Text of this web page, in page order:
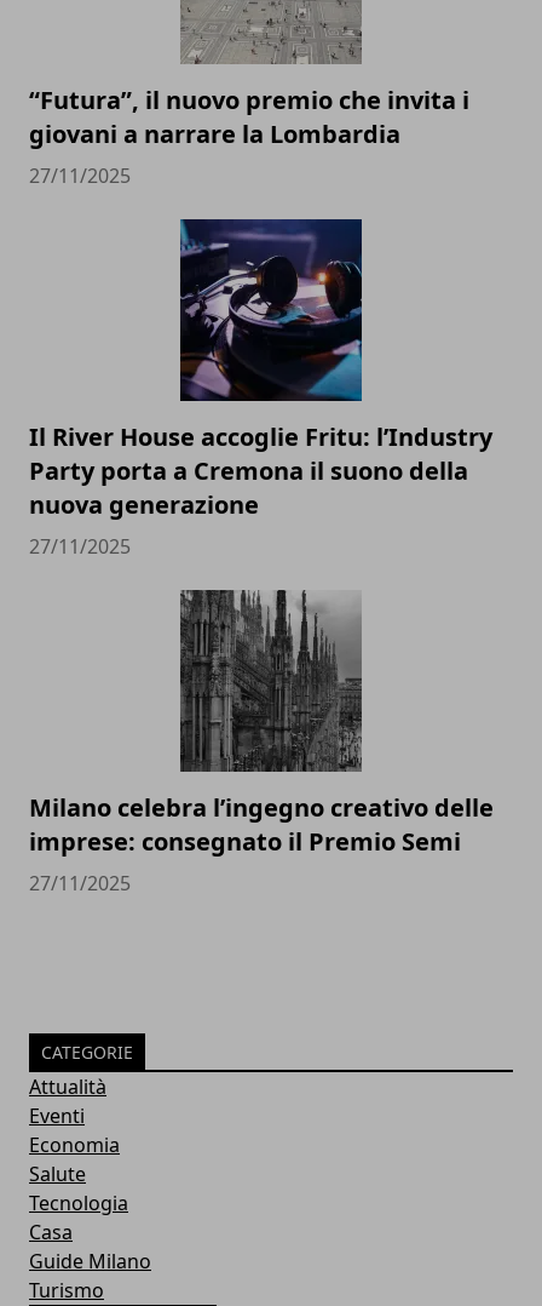
“Futura”, il nuovo premio che invita i
giovani a narrare la Lombardia
27/11/2025
Il River House accoglie Fritu: l’Industry
Party porta a Cremona il suono della
nuova generazione
27/11/2025
Milano celebra l’ingegno creativo delle
imprese: consegnato il Premio Semi
27/11/2025
CATEGORIE
Attualità
Eventi
Economia
Salute
Tecnologia
Casa
Guide Milano
Turismo